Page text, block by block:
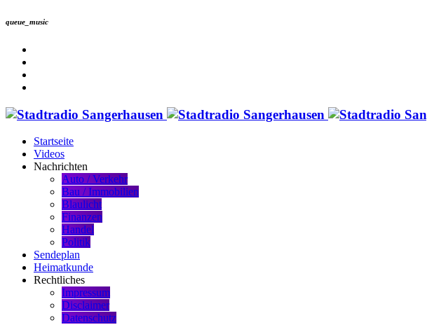
queue_music
Startseite
Videos
Nachrichten
Auto / Verkehr
Bau / Immobilien
Blaulicht
Finanzen
Handel
Politik
Sendeplan
Heimatkunde
Rechtliches
Impressum
Disclaimer
Datenschutz